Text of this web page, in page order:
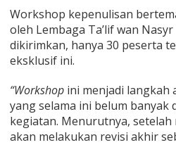
s
a
h
i
i
N
U
d
a
Workshop kepenulisan
oleh Lembaga Ta’lif wan
dikirimkan, hanya 30 peserta
eksklusif ini.
“Workshopini menjadi langkah
yang selama ini belum banyak
kegiatan. Menurutnya,
akan melakukan revisi akhir